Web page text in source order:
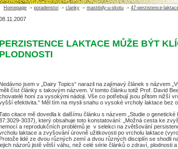
Homepage ➝ poradenstvi ➝ clanky ➝ mastitidy-u-skotu ➝ 47-perzistence-
08.11.2007
PERZISTENCE LAKTACE MŮŽE BÝT
PLODNOSTI
Nedávno jsem v „Dairy Topics“ narazil na zajímavý článek s názvem
měli číst články s takovým názvem. V tomto článku totiž Prof. David
chovatelé honí za vysokými nádoji. Vše co potřebují jsou přitom nižší
vyšší efektivita.“ Měl tím na mysli snahu o vysoké vrcholy laktace bez
Tato citace mě dovedla k dalšímu článku s názvem „Studie o
87:3029-3037), který obsahuje toto konstatování: „Možná cesta ke
nemocí a reprodukčních problémů je v selekci na zvětšování
vrcholu laktace a zvyšování úrovně užitkovosti po vrcholu laktace
Protože lidé ze dvou různých zemí a dvou různých disciplín se shodli
jejich názorů jistě větší váhu, než celé série článků o zdraví, plodnosti